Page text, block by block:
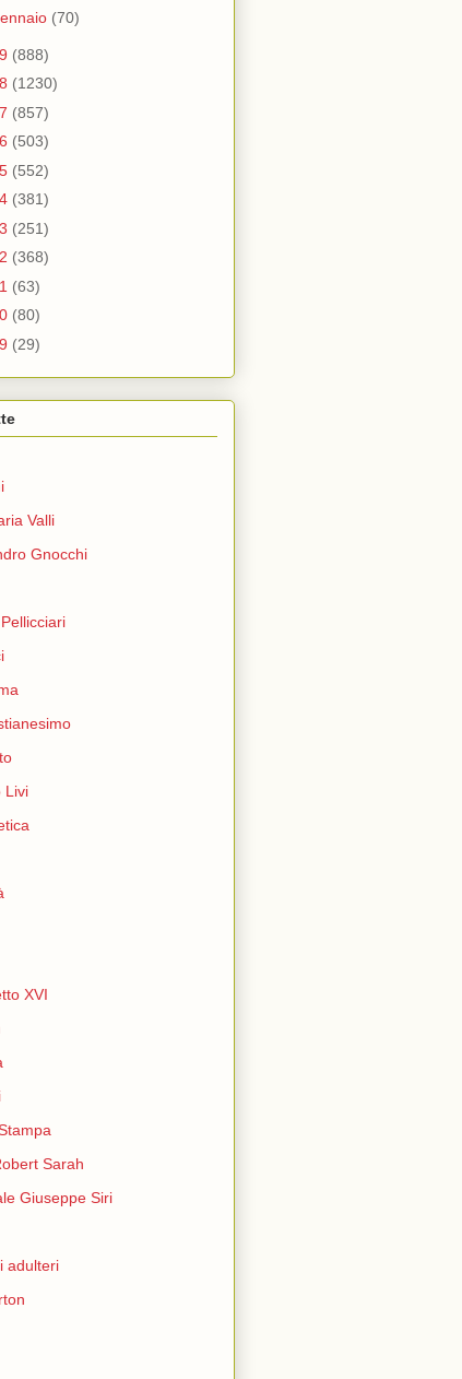
(70)
(888)
(1230)
(857)
(503)
(552)
(381)
(251)
(368)
(63)
(80)
(29)
Valli
Gnocchi
Livi
XVI
Sarah
Giuseppe Siri
adulteri